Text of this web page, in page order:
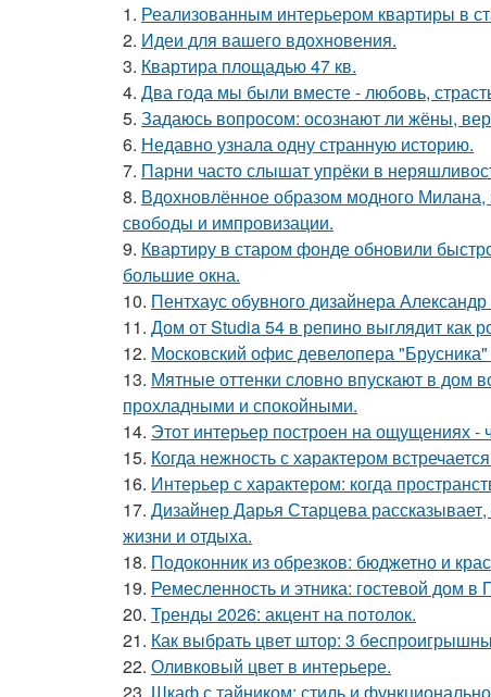
1. Реализованным интерьером квартиры в
2. Идеи для вашего вдохновения.
3. Квартира площадью 47 кв.
4. Два года мы были вместе - любовь,
5. Задаюсь вопросом: осознают ли жёны,
6. Недавно узнала одну странную историю.
7. Парни часто слышат упрёки в
8. Вдохновлённое образом модного
свободы и импровизации.
9. Квартиру в старом фонде обновили
большие окна.
10. Пентхаус обувного дизайнера
11. Дом от Studia 54 в репино выглядит как
12. Московский офис девелопера
13. Мятные оттенки словно впускают в дом
прохладными и спокойными.
14. Этот интерьер построен на ощущениях -
15. Когда нежность с характером
16. Интерьер с характером: когда
17. Дизайнер Дарья Старцева
жизни и отдыха.
18. Подоконник из обрезков: бюджетно и
19. Ремесленность и этника: гостевой дом в
20. Тренды 2026: акцент на потолок.
21. Как выбрать цвет штор: 3
22. Оливковый цвет в интерьере.